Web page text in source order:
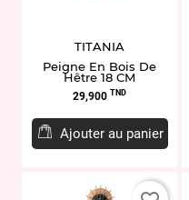
TITANIA
Peigne En Bois De
Hêtre 18 CM
Prix
29,900 TND
Ajouter au panier